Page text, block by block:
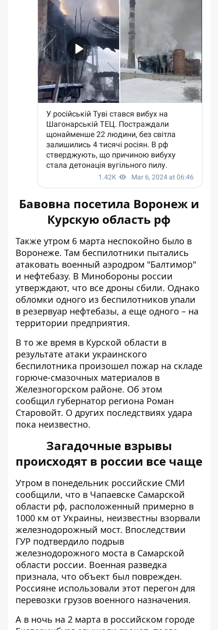
Бавовна посетила Воронеж и
Курскую область рф
Также утром 6 марта неспокойно было в
Воронеже. Там беспилотники пытались
атаковать военный аэродром "Балтимор"
и нефтебазу. В Минобороны россии
утверждают, что все дроны сбили. Однако
обломки одного из беспилотников упали
в резервуар нефтебазы, а еще одного – на
территории предприятия.
В то же время в Курской области в
результате атаки украинского
беспилотника произошел пожар на складе
горюче-смазочных материалов в
Железногорском районе. Об этом
сообщил губернатор региона Роман
Старовойт. О других последствиях удара
пока неизвестно.
Загадочные взрывы
происходят в россии все чаще
Утром в понедельник российские СМИ
сообщили, что в Чапаевске Самарской
области рф, расположенный примерно в
1000 км от Украины, неизвестны взорвали
железнодорожный мост. Впоследствии
ГУР подтвердило подрыв
железнодорожного моста в Самарской
области россии. Военная разведка
признала, что объект был поврежден.
Россияне использовали этот перегон для
перевозки грузов военного назначения.
А в ночь на 2 марта в российском городе